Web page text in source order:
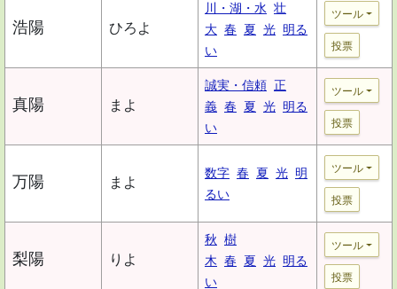
浩陽 ひろよ
川・湖・水 壮
大 春 夏 光 明る
い
ツール
投票
真陽 まよ
誠実・信頼 正
義 春 夏 光 明る
い
ツール
投票
万陽 まよ
数字 春 夏 光 明
るい
ツール
投票
梨陽 りよ
秋 樹
木 春 夏 光 明る
い
ツール
投票